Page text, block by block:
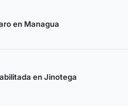
en Managua
en Jinotega